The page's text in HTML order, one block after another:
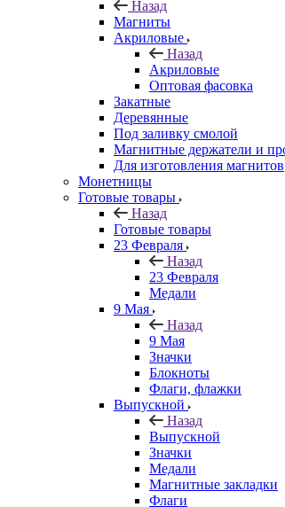
Назад
Магниты
Акриловые
Назад
Акриловые
Оптовая фасовка
Закатные
Деревянные
Под заливку смолой
Магнитные держатели и
Для изготовления магнитов
Монетницы
Готовые товары
Назад
Готовые товары
23 Февраля
Назад
23 Февраля
Медали
9 Мая
Назад
9 Мая
Значки
Блокноты
Флаги, флажки
Выпускной
Назад
Выпускной
Значки
Медали
Магнитные закладки
Флаги